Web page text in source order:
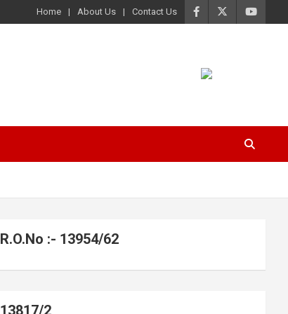
Home About Us Contact Us
R.O.No :- 13954/62
13817/2